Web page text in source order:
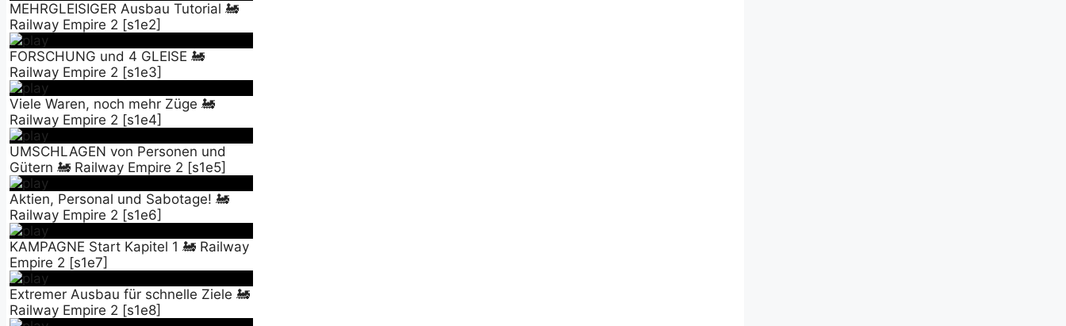
MEHRGLEISIGER Ausbau Tutorial 🚂
Railway Empire 2 [s1e2]
FORSCHUNG und 4 GLEISE 🚂
Railway Empire 2 [s1e3]
Viele Waren, noch mehr Züge 🚂
Railway Empire 2 [s1e4]
UMSCHLAGEN von Personen und
Gütern 🚂 Railway Empire 2 [s1e5]
Aktien, Personal und Sabotage! 🚂
Railway Empire 2 [s1e6]
KAMPAGNE Start Kapitel 1 🚂 Railway
Empire 2 [s1e7]
Extremer Ausbau für schnelle Ziele 🚂
Railway Empire 2 [s1e8]